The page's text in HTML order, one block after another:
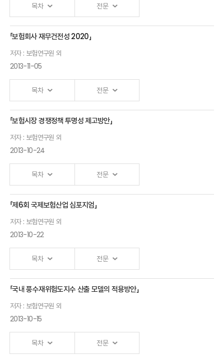
목차 전문
「보험회사 재무건전성 2020」
저자 : 보험연구원 외
2013-11-05
목차 전문
Studies」 발표자 :보험연구원 외
「보험시장 경쟁정책 투명성 제고방안」
저자 : 보험연구원 외
2013-10-24
목차 전문
-보험산업 규제리스크 완화를
「제6회 국제보험산업 심포지엄」
저자 : 보험연구원 외
2013-10-22
목차 전문
보험연구원 외
「국내 풍수재위험도지수 산출 모델의 적용방안」
저자 : 보험연구원 외
2013-10-15
목차 전문